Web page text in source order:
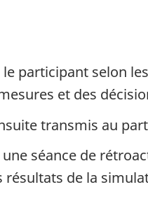
participant selon
et des
transmis au
séance de
de la